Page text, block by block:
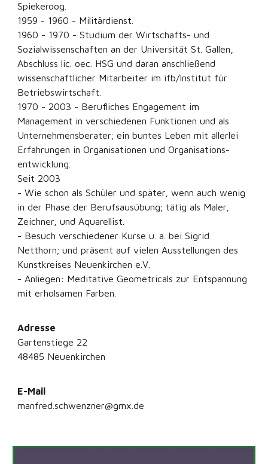
Spiekeroog.
1959 - 1960 - Militärdienst.
1960 - 1970 - Studium der Wirtschafts- und
Sozialwissenschaften an der Universität St. Gallen,
Abschluss lic. oec. HSG und daran anschließend
wissenschaftlicher Mitarbeiter im ifb/Institut für
Betriebswirtschaft.
1970 - 2003 - Berufliches Engagement im
Management in verschiedenen Funktionen und als
Unternehmensberater; ein buntes Leben mit allerlei
Erfahrungen in Organisationen und Organisations-
entwicklung.
Seit 2003
- Wie schon als Schüler und später, wenn auch wenig
in der Phase der Berufsausübung; tätig als Maler,
Zeichner, und Aquarellist.
- Besuch verschiedener Kurse u. a. bei Sigrid
Netthorn; und präsent auf vielen Ausstellungen des
Kunstkreises Neuenkirchen e.V.
- Anliegen: Meditative Geometricals zur Entspannung
mit erholsamen Farben.
Adresse
Gartenstiege 22
48485 Neuenkirchen
E-Mail
manfred.schwenzner@gmx.de